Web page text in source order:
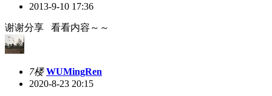
2013-9-10 17:36
谢谢分享 看看内容～～
7楼 WUMingRen
2020-8-23 20:15